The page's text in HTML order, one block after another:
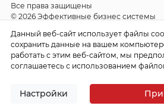
Все права защищены
© 2026 Эффективные бизнес системы
Данный веб-сайт использует файлы
сохранить данные на вашем
работать с этим веб-сайтом, мы
соглашаетесь с использованием
Настройки